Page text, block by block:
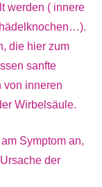
werden ( innere
die hier zum
sanfte
von inneren
Wirbelsäule.
Symptom an,
der